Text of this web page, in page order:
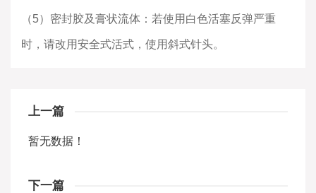
（5）密封胶及膏状流体：若使用白色活塞反弹严重
时，请改用安全式活式，使用斜式针头。
上一篇
暂无数据！
下一篇